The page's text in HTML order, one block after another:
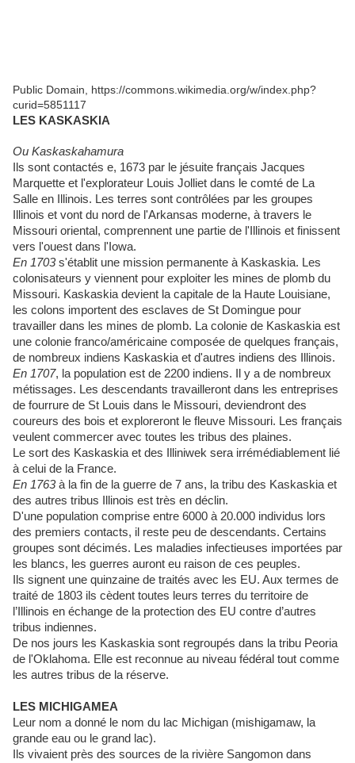
Public Domain, https://commons.wikimedia.org/w/index.php?
curid=5851117
LES KASKASKIA
Ou Kaskaskahamura
Ils sont contactés e, 1673 par le jésuite français Jacques
Marquette et l'explorateur Louis Jolliet dans le comté de La
Salle en Illinois. Les terres sont contrôlées par les groupes
Illinois et vont du nord de l'Arkansas moderne, à travers le
Missouri oriental, comprennent une partie de l'Illinois et finissent
vers l'ouest dans l'Iowa.
En 1703s'établit une mission permanente à Kaskaskia. Les
colonisateurs y viennent pour exploiter les mines de plomb du
Missouri. Kaskaskia devient la capitale de la Haute Louisiane,
les colons importent des esclaves de St Domingue pour
travailler dans les mines de plomb. La colonie de Kaskaskia est
une colonie franco/américaine composée de quelques français,
de nombreux indiens Kaskaskia et d'autres indiens des Illinois.
En 1707, la population est de 2200 indiens. Il y a de nombreux
métissages. Les descendants travailleront dans les entreprises
de fourrure de St Louis dans le Missouri, deviendront des
coureurs des bois et exploreront le fleuve Missouri. Les français
veulent commercer avec toutes les tribus des plaines.
Le sort des Kaskaskia et des Illiniwek sera irrémédiablement lié
à celui de la France.
En 1763à la fin de la guerre de 7 ans, la tribu des Kaskaskia et
des autres tribus Illinois est très en déclin.
D'une population comprise entre 6000 à 20.000 individus lors
des premiers contacts, il reste peu de descendants. Certains
groupes sont décimés. Les maladies infectieuses importées par
les blancs, les guerres auront eu raison de ces peuples.
Ils signent une quinzaine de traités avec les EU. Aux termes de
traité de 1803 ils cèdent toutes leurs terres du territoire de
l’Illinois en échange de la protection des EU contre d’autres
tribus indiennes.
De nos jours les Kaskaskia sont regroupés dans la tribu Peoria
de l'Oklahoma. Elle est reconnue au niveau fédéral tout comme
les autres tribus de la réserve.
LES MICHIGAMEA
Leur nom a donné le nom du lac Michigan (mishigamaw, la
grande eau ou le grand lac).
Ils vivaient près des sources de la rivière Sangomon dans